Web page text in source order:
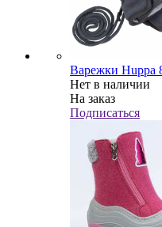
Варежки Huppa
Нет в наличии
На заказ
Подписаться